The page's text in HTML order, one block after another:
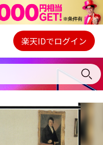
Webプレイヤー
ご契約内容の確認・変更
楽天IDでログイン